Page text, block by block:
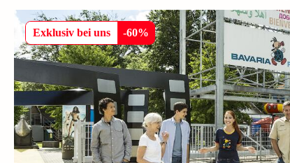
Exklusiv bei uns -60%